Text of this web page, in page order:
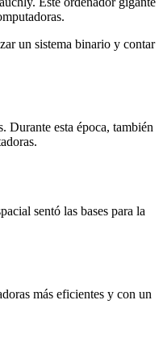
un sistema binario y contar
Durante esta época, también
sentó las bases para la
más eficientes y con un